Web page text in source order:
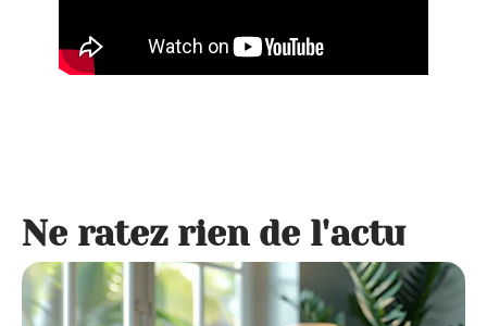
Ne ratez rien de l'actu